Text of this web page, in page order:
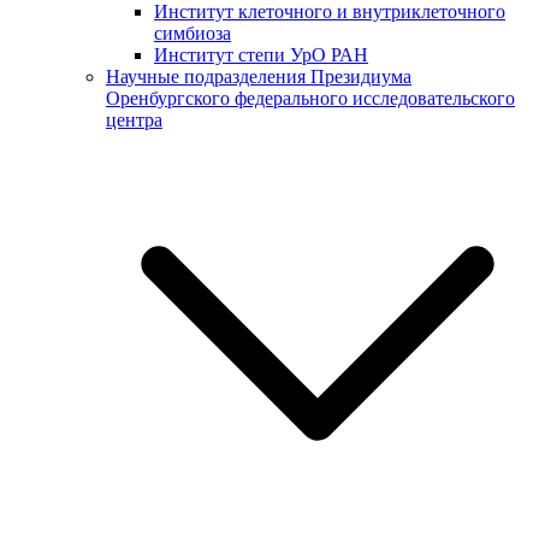
Институт клеточного и внутриклеточного
симбиоза
Институт степи УрО РАН
Научные подразделения Президиума
Оренбургского федерального исследовательского
центра